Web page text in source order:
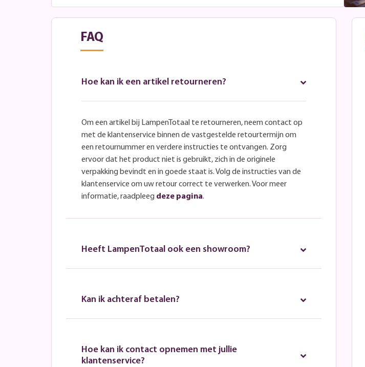
FAQ
Hoe kan ik een artikel retourneren?
Om een artikel bij LampenTotaal te retourneren, neem contact op
met de klantenservice binnen de vastgestelde retourtermijn om
een retournummer en verdere instructies te ontvangen. Zorg
ervoor dat het product niet is gebruikt, zich in de originele
verpakking bevindt en in goede staat is. Volg de instructies van de
klantenservice om uw retour correct te verwerken. Voor meer
informatie, raadpleeg deze pagina.
Heeft LampenTotaal ook een showroom?
Kan ik achteraf betalen?
Hoe kan ik contact opnemen met jullie
klantenservice?